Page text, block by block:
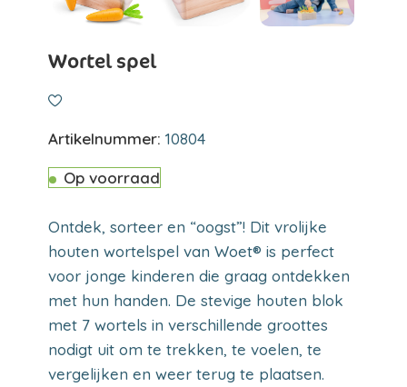
Wortel spel
Artikelnummer: 10804
Op voorraad
Ontdek, sorteer en “oogst”! Dit vrolijke
houten wortelspel van Woet® is perfect
voor jonge kinderen die graag ontdekken
met hun handen. De stevige houten blok
met 7 wortels in verschillende groottes
nodigt uit om te trekken, te voelen, te
vergelijken en weer terug te plaatsen.